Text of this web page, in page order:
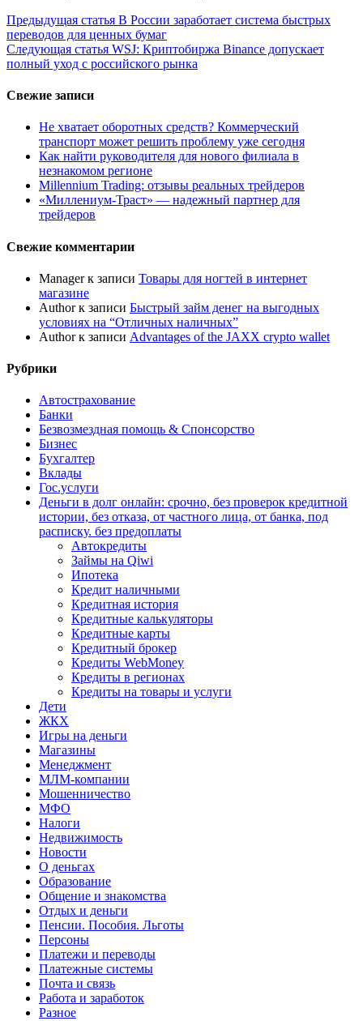
Продолжить
чтение
Предыдущая статья В России заработает система быстрых
переводов для ценных бумаг
Следующая статья WSJ: Криптобиржа Binance допускает
полный уход с российского рынка
Свежие записи
Не хватает оборотных средств? Коммерческий
транспорт может решить проблему уже сегодня
Как найти руководителя для нового филиала в
незнакомом регионе
Millennium Trading: отзывы реальных трейдеров
«Миллениум-Траст» — надежный партнер для
трейдеров
Свежие комментарии
Managerк записи Товары для ногтей в интернет
магазине
Authorк записи Быстрый займ денег на выгодных
условиях на “Отличных наличных”
Authorк записи Advantages of the JAXX crypto wallet
Рубрики
Автострахование
Банки
Безвозмездная помощь & Спонсорство
Бизнес
Бухгалтер
Вклады
Гос.услуги
Деньги в долг онлайн: срочно, без проверок кредитной
истории, без отказа, от частного лица, от банка, под
расписку. без предоплаты
Автокредиты
Займы на Qiwi
Ипотека
Кредит наличными
Кредитная история
Кредитные калькуляторы
Кредитные карты
Кредитный брокер
Кредиты WebMoney
Кредиты в регионах
Кредиты на товары и услуги
Дети
ЖКХ
Игры на деньги
Магазины
Менеджмент
МЛМ-компании
Мошенничество
МФО
Налоги
Недвижимость
Новости
О деньгах
Образование
Общение и знакомства
Отдых и деньги
Пенсии. Пособия. Льготы
Персоны
Платежи и переводы
Платежные системы
Почта и связь
Работа и заработок
Разное